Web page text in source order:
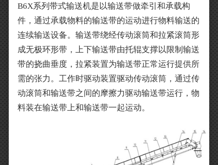
B6X系列带式输送机是以输送带做牵引和承载构
件，通过承载物料的输送带的运动进行物料输送的
连续输送设备。输送带绕经传动滚筒和拉紧滚筒形
成无极环形带，上下输送带由托辊支撑以限制输送
带的挠曲垂度，拉紧装置为输送带正常运行提供所
需的张力。工作时驱动装置驱动传动滚筒，通过传
动滚筒和输送带之间的摩擦力驱动输送带运行，物
料装在输送带上和输送带一起运动。